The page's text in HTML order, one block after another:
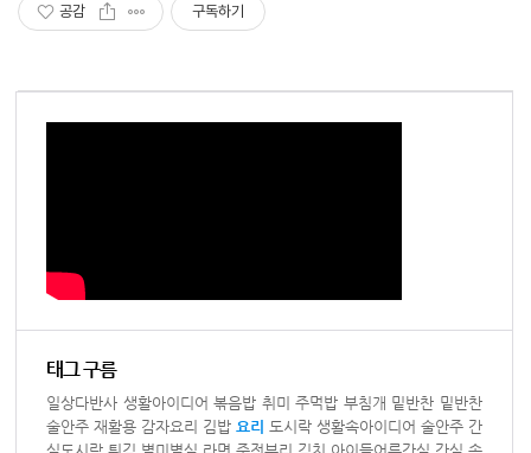
공감 구독하기
태그 구름
일상다반사 생활아이디어 볶음밥 취미 주먹밥 부침개 밑반찬 밑반찬
술안주 재활용 감자요리 김밥 요리 도시락 생활속아이디어 술안주 간